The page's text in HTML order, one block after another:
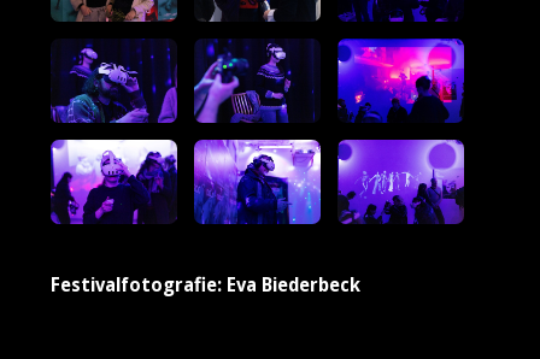
Festivalfotografie: Eva Biederbeck